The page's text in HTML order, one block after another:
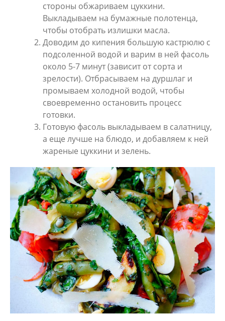
стороны обжариваем цуккини.
Выкладываем на бумажные полотенца,
чтобы отобрать излишки масла.
Доводим до кипения большую кастрюлю с
подсоленной водой и варим в ней фасоль
около 5-7 минут (зависит от сорта и
зрелости). Отбрасываем на дуршлаг и
промываем холодной водой, чтобы
своевременно остановить процесс
готовки.
Готовую фасоль выкладываем в салатницу,
а еще лучше на блюдо, и добавляем к ней
жареные цуккини и зелень.